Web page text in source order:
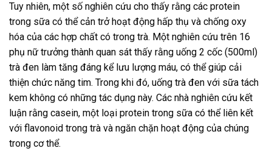
Tuy nhiên, một số nghiên cứu cho thấy rằng các protein
trong sữa có thể cản trở hoạt động hấp thụ và chống oxy
hóa của các hợp chất có trong trà. Một nghiên cứu trên 16
phụ nữ trưởng thành quan sát thấy rằng uống 2 cốc (500ml)
trà đen làm tăng đáng kể lưu lượng máu, có thể giúp cải
thiện chức năng tim. Trong khi đó, uống trà đen với sữa tách
kem không có những tác dụng này. Các nhà nghiên cứu kết
luận rằng casein, một loại protein trong sữa có thể liên kết
với flavonoid trong trà và ngăn chặn hoạt động của chúng
trong cơ thể.